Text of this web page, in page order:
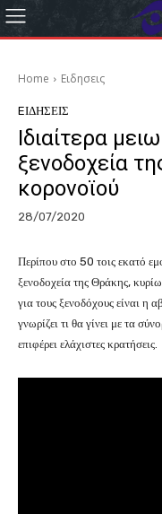
Home Eιδησεις
EΙΔΗΣΕΙΣ
Ιδιαίτερα
ξενοδοχεία
κορονοϊού
28/07/2020
Περίπου στο 50 τοις εκατό
ξενοδοχεία της Θράκης,
για τους ξενοδόχους είναι η
γνωρίζει τι θα γίνει με τα
επιφέρει ελάχιστες κρατήσεις.